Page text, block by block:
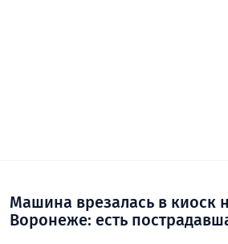
Машина врезалась в киоск
Воронеже: есть